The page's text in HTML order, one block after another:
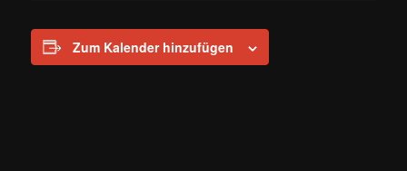
Zum Kalender hinzufügen